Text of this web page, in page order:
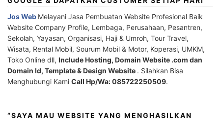
Jos Web Melayani Jasa Pembuatan Website Profesional Baik
Website Company Profile, Lembaga, Perusahaan, Pesantren,
Sekolah, Yayasan, Organisasi, Haji & Umroh, Tour Travel,
Wisata, Rental Mobil, Sourum Mobil & Motor, Koperasi, UMKM,
Toko Online dll, Include Hosting, Domain Website .com dan
Domain Id, Template & Design Website . Silahkan Bisa
Menghubungi Kami Call Hp/Wa: 085722250509.
“SAYA MAU WEBSITE YANG MENGHASILKAN